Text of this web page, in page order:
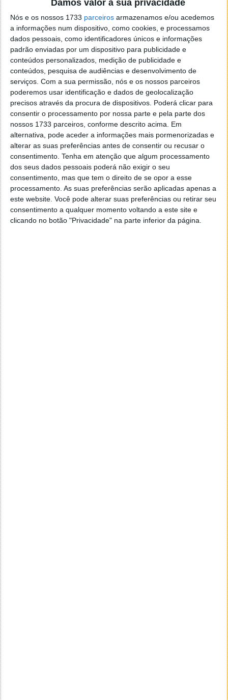
Damos valor à sua privacidade
Nós e os nossos 1733 parceiros armazenamos e/ou acedemos
a informações num dispositivo, como cookies, e processamos
dados pessoais, como identificadores únicos e informações
padrão enviadas por um dispositivo para publicidade e
conteúdos personalizados, medição de publicidade e
conteúdos, pesquisa de audiências e desenvolvimento de
serviços. Com a sua permissão, nós e os nossos parceiros
poderemos usar identificação e dados de geolocalização
precisos através da procura de dispositivos. Poderá clicar para
consentir o processamento por nossa parte e pela parte dos
nossos 1733 parceiros, conforme descrito acima. Em
alternativa, pode aceder a informações mais pormenorizadas e
alterar as suas preferências antes de consentir ou recusar o
consentimento. Tenha em atenção que algum processamento
dos seus dados pessoais poderá não exigir o seu
consentimento, mas que tem o direito de se opor a esse
processamento. As suas preferências serão aplicadas apenas a
este website. Você pode alterar suas preferências ou retirar seu
consentimento a qualquer momento voltando a este site e
clicando no botão "Privacidade" na parte inferior da página.